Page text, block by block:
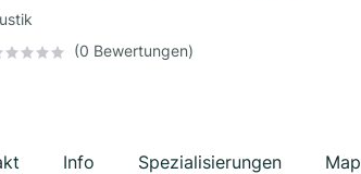
(0 Bewertungen)
Info Spezialisierungen Map